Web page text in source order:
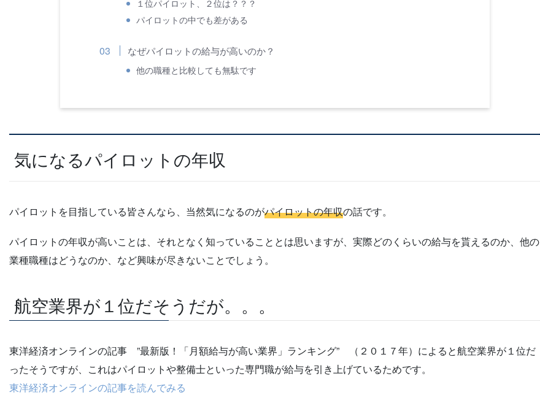
１位パイロット、２位は？？？
パイロットの中でも差がある
なぜパイロットの給与が高いのか？
他の職種と比較しても無駄です
気になるパイロットの年収
パイロットを目指している皆さんなら、当然気になるのがパイロットの年収の話です。
パイロットの年収が高いことは、それとなく知っていることとは思いますが、実際どのくらいの給与を貰えるのか、他の
業種職種はどうなのか、など興味が尽きないことでしょう。
航空業界が１位だそうだが。。。
東洋経済オンラインの記事 ”最新版！「月額給与が高い業界」ランキング” （２０１７年）によると航空業界が１位だ
ったそうですが、これはパイロットや整備士といった専門職が給与を引き上げているためです。
東洋経済オンラインの記事を読んでみる